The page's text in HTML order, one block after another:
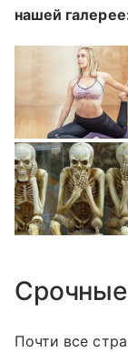
нашей
Почти все